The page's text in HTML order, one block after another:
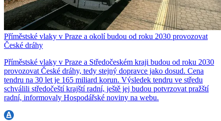
Příměstské vlaky v Praze a okolí budou od roku 2030 provozovat
České dráhy
Příměstské vlaky v Praze a Středočeském kraji budou od roku 2030
provozovat České dráhy, tedy stejný dopravce jako dosud. Cena
tendru na 30 let je 165 miliard korun. Výsledek tendru ve středu
schválili středočeští krajští radní, ještě jej budou potvrzovat pražští
radní, informovaly Hospodářské noviny na webu.